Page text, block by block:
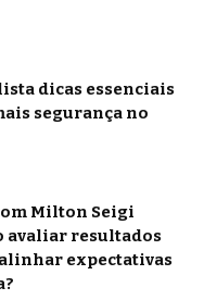
dicas essenciais
segurança no
Milton Seigi
avaliar resultados
expectativas